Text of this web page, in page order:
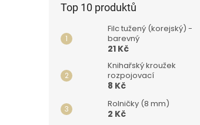
Top 10 produktů
Filc tužený (korejský) -
barevný
21 Kč
Knihařský kroužek
rozpojovací
8 Kč
Rolničky (8 mm)
2 Kč